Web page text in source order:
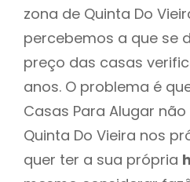
zona de Quinta Do
percebemos a que se
preço das casas
anos. O problema é
Casas Para Alugar
Quinta Do Vieira nos
quer ter a sua própria